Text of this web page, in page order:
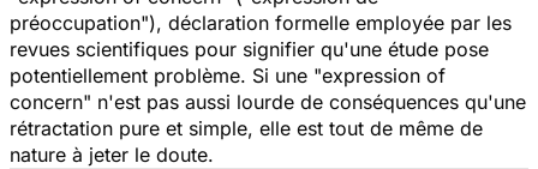
préoccupation"), déclaration formelle employée par les
revues scientifiques pour signifier qu'une étude pose
potentiellement problème. Si une "expression of
concern" n'est pas aussi lourde de conséquences qu'une
rétractation pure et simple, elle est tout de même de
nature à jeter le doute.